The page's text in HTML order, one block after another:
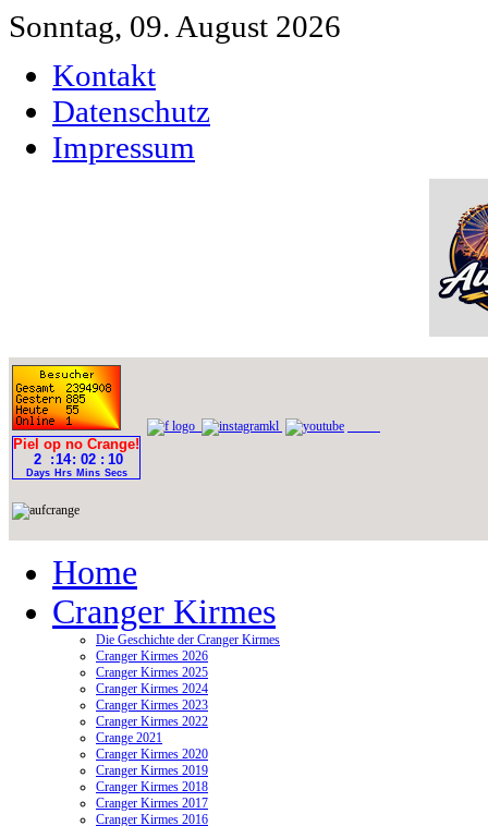
Sonntag, 09. August 2026
Kontakt
Datenschutz
Impressum
Home
Cranger Kirmes
Die Geschichte der Cranger Kirmes
Cranger Kirmes 2026
Cranger Kirmes 2025
Cranger Kirmes 2024
Cranger Kirmes 2023
Cranger Kirmes 2022
Crange 2021
Cranger Kirmes 2020
Cranger Kirmes 2019
Cranger Kirmes 2018
Cranger Kirmes 2017
Cranger Kirmes 2016